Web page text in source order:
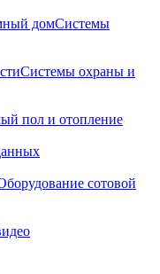
Системы
Системы охраны и
пол и отопление
сотовой